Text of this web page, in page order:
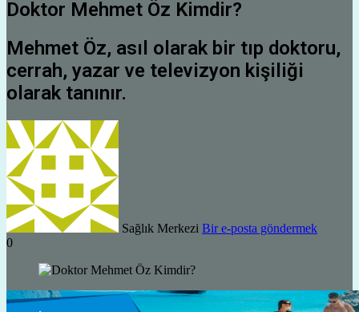
Doktor Mehmet Öz Kimdir?
Mehmet Öz, asıl olarak bir tıp doktoru,
cerrah, yazar ve televizyon kişiliği
olarak tanınır.
Sağlık Merkezi Bir e-posta göndermek
0